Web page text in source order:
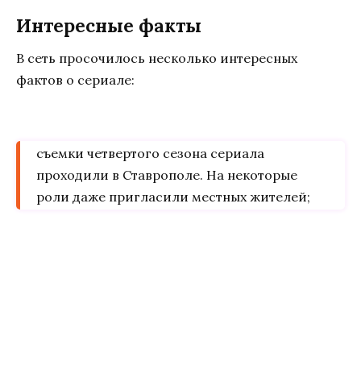
Интересные факты
В сеть просочилось несколько интересных
фактов о сериале:
съемки четвертого сезона сериала
проходили в Ставрополе. На некоторые
роли даже пригласили местных жителей;